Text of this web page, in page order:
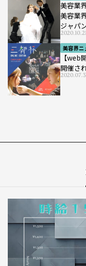
美容業
美容業
ジャパ
2020.10.21
美容界ニ
【web
開催さ